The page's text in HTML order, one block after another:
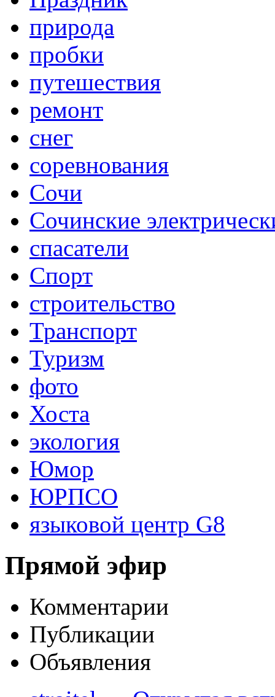
природа
пробки
путешествия
ремонт
снег
соревнования
Сочи
Сочинские
спасатели
Спорт
строительство
Транспорт
Туризм
фото
Хоста
экология
Юмор
ЮРПСО
языковой центр G8
Прямой эфир
Комментарии
Публикации
Объявления